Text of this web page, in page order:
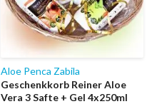
Aloe Penca Zabila
Geschenkkorb Reiner Aloe
Vera 3 Safte + Gel 4x250ml